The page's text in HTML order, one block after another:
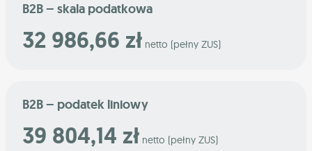
B2B – skala podatkowa
32 986,66 zł netto (pełny ZUS)
B2B – podatek liniowy
39 804,14 zł netto (pełny ZUS)